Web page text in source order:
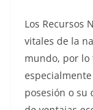
Los Recursos
vitales de la
mundo, por
posesión o